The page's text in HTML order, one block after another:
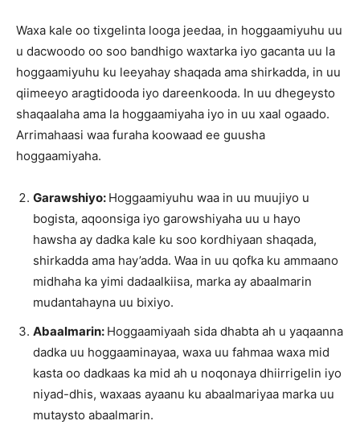
Waxa kale oo tixgelinta looga jeedaa, in hoggaamiyuhu uu
u dacwoodo oo soo bandhigo waxtarka iyo gacanta uu la
hoggaamiyuhu ku leeyahay shaqada ama shirkadda, in uu
qiimeeyo aragtidooda iyo dareenkooda. In uu dhegeysto
shaqaalaha ama la hoggaamiyaha iyo in uu xaal ogaado.
Arrimahaasi waa furaha koowaad ee guusha
hoggaamiyaha.
Garawshiyo: Hoggaamiyuhu waa in uu muujiyo u
bogista, aqoonsiga iyo garowshiyaha uu u hayo
hawsha ay dadka kale ku soo kordhiyaan shaqada,
shirkadda ama hay’adda. Waa in uu qofka ku ammaano
midhaha ka yimi dadaalkiisa, marka ay abaalmarin
mudantahayna uu bixiyo.
Abaalmarin: Hoggaamiyaah sida dhabta ah u yaqaanna
dadka uu hoggaaminayaa, waxa uu fahmaa waxa mid
kasta oo dadkaas ka mid ah u noqonaya dhiirrigelin iyo
niyad-dhis, waxaas ayaanu ku abaalmariyaa marka uu
mutaysto abaalmarin.